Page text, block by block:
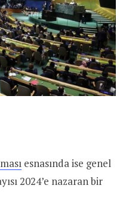
esnasında ise genel
2024’e nazaran bir